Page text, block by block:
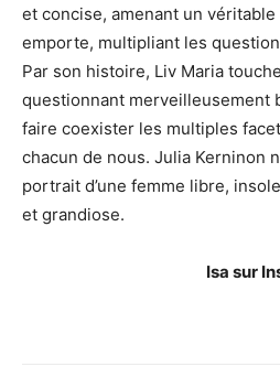
et concise, amenant un
emporte, multipliant les
Par son histoire, Liv Maria
questionnant merveilleusement
faire coexister les multiples
chacun de nous. Julia Kerninon
portrait d’une femme libre,
et grandiose.
Isa sur